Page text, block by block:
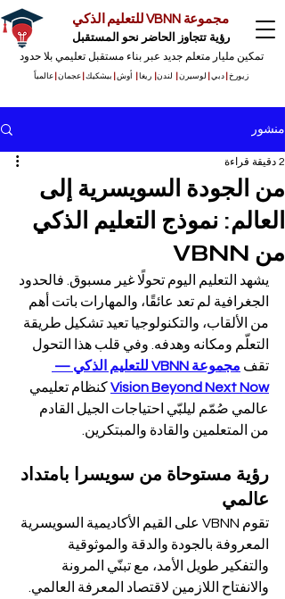
مجموعة VBNN للتعليم الذكي
رؤية تتجاوز الحاضر نحو المستقبل
تمكين مليار متعلم جديد عبر بناء مستقبل تعليمي بلا حدود
زيورخ دبي لوسيرن لندن ريغا أوش بيشكيك عجمان |عالمياً
منشور
من الجودة السويسرية إلى
العالم: نموذج التعليم الذكي
من VBNN
2 دقيقة قراءة
يشهد التعليم اليوم تحولًا غير مسبوق. فالحدود
الجغرافية لم تعد عائقًا، والمهارات باتت أهم
من الألقاب، والتكنولوجيا تعيد تشكيل طريقة
التعلّم ومكانه وهدفه. وفي قلب هذا التحول
تقف
مجموعة VBNN للتعليم الذكي —
Vision Beyond Next Now كنظام تعليمي
عالمي صُمّم ليلبّي احتياجات الجيل القادم
من المتعلمين والقادة والمبتكرين.
رؤية مستوحاة من سويسرا بامتداد
عالمي
تقوم VBNN على القيم الأكاديمية السويسرية
المعروفة بالجودة والدقة والموثوقية
والتفكير طويل الأمد، مع تبنّي المرونة
والانفتاح اللازمين لاقتصاد المعرفة العالمي.